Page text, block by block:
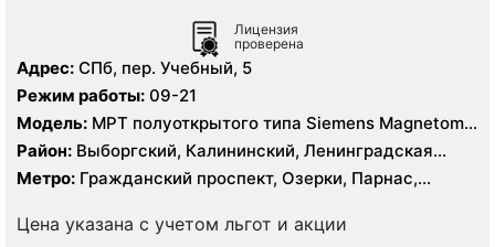
Лицензия
проверена
Адрес: СПб, пер. Учебный, 5
Режим работы: 09-21
Модель: МРТ полуоткрытого типа Siemens Magnetom
Espree 1.5 Тесла, КТ Siemens SOMATOM Definition 16
срезов, КТ Siemens SOMATOM Definition AS 64 среза
Район: Выборгский, Калининский, Ленинградская
область, Приморский
Метро: Гражданский проспект, Озерки, Парнас,
Цена указана с учетом льгот и акции